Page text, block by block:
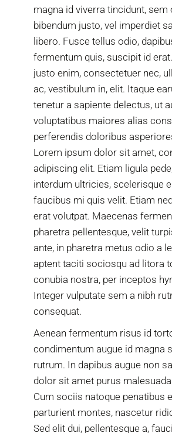
magna id viverra tincidunt, sem
bibendum justo, vel imperdiet
libero. Fusce tellus odio,
fermentum quis, suscipit id
justo enim, consectetuer nec,
ac, vestibulum in, elit. Itaque
tenetur a sapiente delectus, ut
voluptatibus maiores alias
perferendis doloribus
Lorem ipsum dolor sit amet,
adipiscing elit. Etiam ligula
interdum ultricies, scelerisque
faucibus mi quis velit. Etiam
erat volutpat. Maecenas
pharetra pellentesque, velit
ante, in pharetra metus odio a
aptent taciti sociosqu ad litora
conubia nostra, per inceptos
Integer vulputate sem a nibh
consequat.
Aenean fermentum risus id
condimentum augue id magna
rutrum. In dapibus augue non
dolor sit amet purus
Cum sociis natoque penatibus
parturient montes, nascetur
Sed elit dui, pellentesque a,